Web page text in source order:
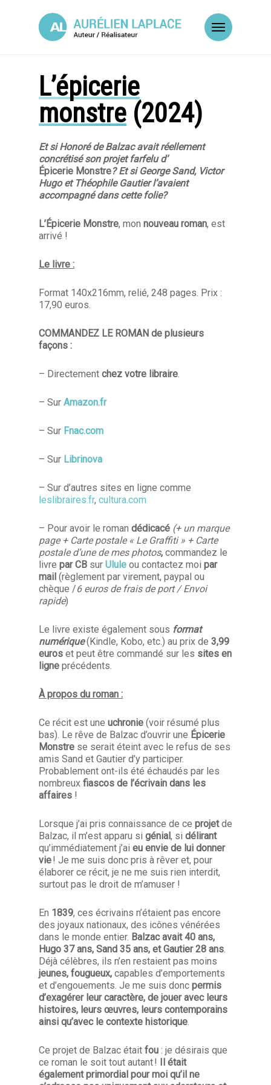
Menu
L’épicerie
monstre (2024)
Et si Honoré de Balzac avait réellement
concrétisé son projet farfelu d’
Épicerie Monstre? Et si George Sand, Victor
Hugo et Théophile Gautier l’avaient
accompagné dans cette folie?
L’Épicerie Monstre, mon nouveau roman, est
arrivé !
Le livre :
Format 140x216mm, relié, 248 pages. Prix :
17,90 euros.
COMMANDEZ LE ROMAN de plusieurs
façons :
– Directement chez votre libraire
– Sur Amazon.fr
– Sur Fnac.com
– Sur Librinova
– Sur d’autres sites en ligne comme
leslibraires.fr, cultura.com
– Pour avoir le roman dédicacé (+ un marque
page + Carte postale « Le Graffiti » + Carte
postale d’une de mes photos, commandez le
livre par CB sur Ulule ou contactez moi par
mail (règlement par virement, paypal ou
chèque /6 euros de frais de port / Envoi
rapide)
Le livre existe également sous format
numérique(Kindle, Kobo, etc.) au prix de 3,99
euros et peut être commandé sur les sites en
ligne précédents.
À propos du roman :
Ce récit est une uchronie (voir résumé plus
bas) . Le rêve de Balzac d’ouvrir une Épicerie
Monstre se serait éteint avec le refus de ses
amis Sand et Gautier d’y participer.
Probablement ont-ils été échaudés par les
nombreux fiascos de l’écrivain dans les
affaires !
Lorsque j’ai pris connaissance de ce projetde
Balzac, il m’est apparu si génial, si délirant
qu’immédiatement j’ai eu envie de lui donner
vie! Je me suis donc pris à rêver et, pour
élaborer ce récit, je ne me suis rien interdit,
surtout pas le droit de m’amuser !
En 1839, ces écrivains n’étaient pas encore
des joyaux nationaux, des icônes vénérées
dans le monde entier. Balzac avait 40 ans,
Hugo 37 ans, Sand 35 ans, et Gautier 28 ans
Déjà célèbres, ils n’en restaient pas moins
jeunes, fougueux, capables d’emportements
et d’engouements. Je me suis donc permis
d’exagérer leur caractère, de jouer avec leurs
histoires, leurs œuvres, leurs contemporains
ainsi qu’avec le contexte historique
Ce projet de Balzac était fou : je désirais que
ce roman le soit tout autant ! Il était
également primordial pour moi qu’il ne